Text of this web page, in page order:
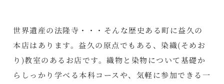
世界遺産の法隆寺・・・そんな歴史ある町に益久の
本店はあります。益久の原点でもある、染織(そめお
り)教室のあるお店です。織物と染物について基礎か
らしっかり学べる本科コースや、気軽に参加できる一